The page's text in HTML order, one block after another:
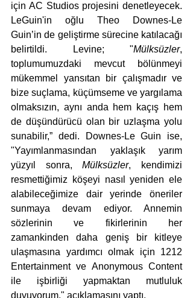
için AC Studios projesini denetleyecek.
LeGuin'in oğlu Theo Downes-Le
Guin’in de geliştirme sürecine katılacağı
belirtildi. Levine; "Mülksüzler,
toplumumuzdaki mevcut bölünmeyi
mükemmel yansıtan bir çalışmadır ve
bize suçlama, küçümseme ve yargılama
olmaksızın, aynı anda hem kaçış hem
de düşündürücü olan bir uzlaşma yolu
sunabilir,” dedi. Downes-Le Guin ise,
"Yayımlanmasından yaklaşık yarım
yüzyıl sonra, Mülksüzler, kendimizi
resmettiğimiz köşeyi nasıl yeniden ele
alabileceğimize dair yerinde öneriler
sunmaya devam ediyor. Annemin
sözlerinin ve fikirlerinin her
zamankinden daha geniş bir kitleye
ulaşmasına yardımcı olmak için 1212
Entertainment ve Anonymous Content
ile işbirliği yapmaktan mutluluk
duyuyorum," açıklamasını yaptı.